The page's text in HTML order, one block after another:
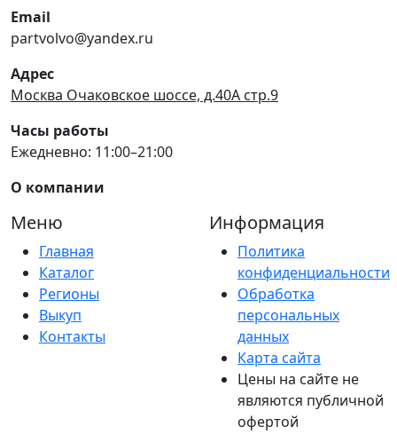
Email
partvolvo@yandex.ru
Адрес
Москва Очаковское шоссе, д.40А стр.9
Часы работы
Ежедневно: 11:00–21:00
О компании
Меню
Главная
Каталог
Регионы
Выкуп
Контакты
Информация
Политика
конфиденциальности
Обработка
персональных
данных
Карта сайта
Цены на сайте не
являются публичной
офертой